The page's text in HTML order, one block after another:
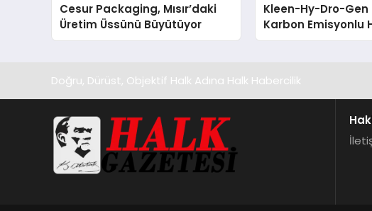
Cesur Packaging, Mısır’daki
Üretim Üssünü Büyütüyor
Kleen-Hy-Dro-Gen
Karbon Emisyonlu
Isıtma
Doğru, Dürüst, Objektif Halk Adına Halk Habercilik